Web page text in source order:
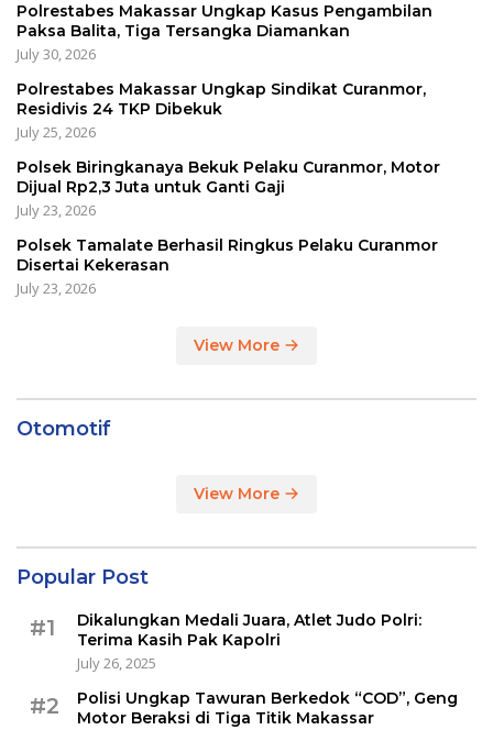
Polrestabes Makassar Ungkap Kasus Pengambilan
Paksa Balita, Tiga Tersangka Diamankan
July 30, 2026
Polrestabes Makassar Ungkap Sindikat Curanmor,
Residivis 24 TKP Dibekuk
July 25, 2026
Polsek Biringkanaya Bekuk Pelaku Curanmor, Motor
Dijual Rp2,3 Juta untuk Ganti Gaji
July 23, 2026
Polsek Tamalate Berhasil Ringkus Pelaku Curanmor
Disertai Kekerasan
July 23, 2026
View More
Otomotif
View More
Popular Post
#1
Dikalungkan Medali Juara, Atlet Judo Polri:
Terima Kasih Pak Kapolri
July 26, 2025
#2
Polisi Ungkap Tawuran Berkedok “COD”, Geng
Motor Beraksi di Tiga Titik Makassar